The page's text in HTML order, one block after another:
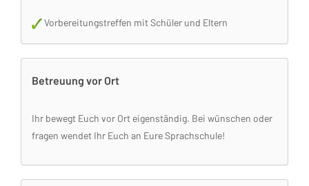
Vorbereitungstreffen mit Schüler und Eltern
Betreuung vor Ort
Ihr bewegt Euch vor Ort eigenständig. Bei wünschen oder
fragen wendet Ihr Euch an Eure Sprachschule!